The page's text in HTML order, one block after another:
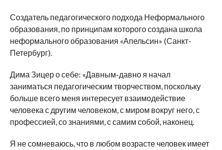
Создатель педагогического подхода Неформального
образования, по принципам которого создана школа
неформального образования «Апельсин» (Санкт-
Петербург).
Дима Зицер о себе: «Давным-давно я начал
заниматься педагогическим творчеством, поскольку
больше всего меня интересует взаимодействие
человека с другим человеком, с миром вокруг него, с
профессией, со знаниями, с самим собой, наконец.
Я не сомневаюсь, что в любом возрасте человек имеет